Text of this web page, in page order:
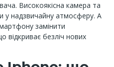
Високоякісна камера та
у надзвичайну атмосферу. А
замінити
відкриває безліч нових